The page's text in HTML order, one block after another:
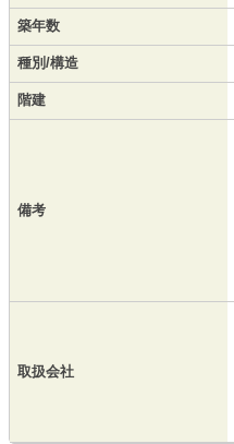
築年数
種別/構造
階建
備考
取扱会社